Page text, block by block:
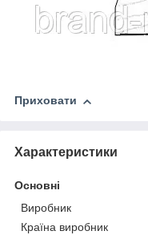
Приховати
Характеристики
Основні
Виробник
Країна виробник